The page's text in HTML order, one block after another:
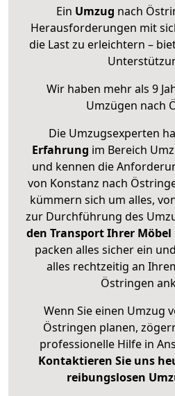
Ein Umzug nach
Herausforderungen mit
die Last zu erleichtern –
Wir haben mehr als 9
Umzügen nach
Die Umzugsexperten
Erfahrung im Bereich
und kennen die
von Konstanz nach
kümmern sich um alles,
zur Durchführung des
den Transport Ihrer
packen alles sicher ein
alles rechtzeitig an
Östringen
Wenn Sie einen Umzug
Östringen planen,
professionelle Hilfe in
Kontaktieren Sie uns
reibungslosen